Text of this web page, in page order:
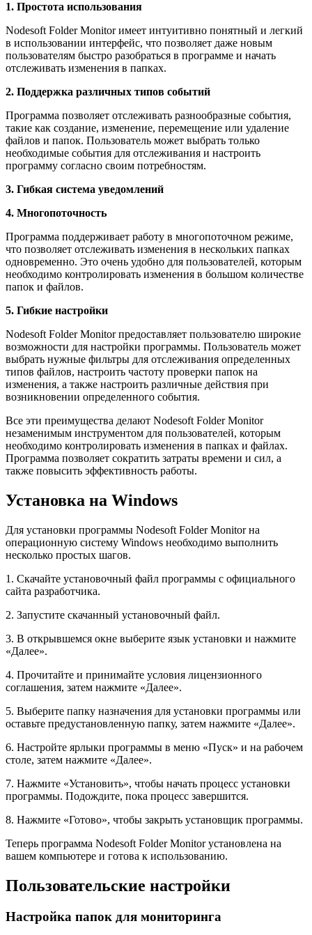
1. Простота использования
Nodesoft Folder Monitor имеет интуитивно понятный и легкий
в использовании интерфейс, что позволяет даже новым
пользователям быстро разобраться в программе и начать
отслеживать изменения в папках.
2. Поддержка различных типов событий
Программа позволяет отслеживать разнообразные события,
такие как создание, изменение, перемещение или удаление
файлов и папок. Пользователь может выбрать только
необходимые события для отслеживания и настроить
программу согласно своим потребностям.
3. Гибкая система уведомлений
4. Многопоточность
Программа поддерживает работу в многопоточном режиме,
что позволяет отслеживать изменения в нескольких папках
одновременно. Это очень удобно для пользователей, которым
необходимо контролировать изменения в большом количестве
папок и файлов.
5. Гибкие настройки
Nodesoft Folder Monitor предоставляет пользователю широкие
возможности для настройки программы. Пользователь может
выбрать нужные фильтры для отслеживания определенных
типов файлов, настроить частоту проверки папок на
изменения, а также настроить различные действия при
возникновении определенного события.
Все эти преимущества делают Nodesoft Folder Monitor
незаменимым инструментом для пользователей, которым
необходимо контролировать изменения в папках и файлах.
Программа позволяет сократить затраты времени и сил, а
также повысить эффективность работы.
Установка на Windows
Для установки программы Nodesoft Folder Monitor на
операционную систему Windows необходимо выполнить
несколько простых шагов.
1. Скачайте установочный файл программы с официального
сайта разработчика.
2. Запустите скачанный установочный файл.
3. В открывшемся окне выберите язык установки и нажмите
«Далее».
4. Прочитайте и принимайте условия лицензионного
соглашения, затем нажмите «Далее».
5. Выберите папку назначения для установки программы или
оставьте предустановленную папку, затем нажмите «Далее».
6. Настройте ярлыки программы в меню «Пуск» и на рабочем
столе, затем нажмите «Далее».
7. Нажмите «Установить», чтобы начать процесс установки
программы. Подождите, пока процесс завершится.
8. Нажмите «Готово», чтобы закрыть установщик программы.
Теперь программа Nodesoft Folder Monitor установлена на
вашем компьютере и готова к использованию.
Пользовательские настройки
Настройка папок для мониторинга